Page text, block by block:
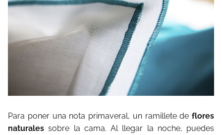
Para poner una nota primaveral, un ramillete de flores
naturales sobre la cama. Al llegar la noche, puedes